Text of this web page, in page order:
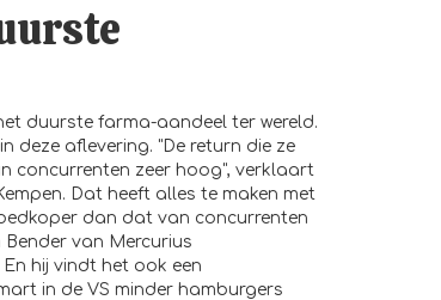
duurste farma-aandeel ter wereld.
deze aflevering. "De return die ze
concurrenten zeer hoog", verklaart
Dat heeft alles te maken met
dan dat van concurrenten
Bender van Mercurius
hij vindt het ook een
in de VS minder hamburgers